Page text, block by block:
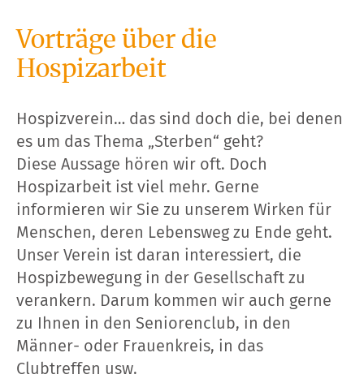
Vorträge über die
Hospizarbeit
Hospizverein… das sind doch die, bei denen
es um das Thema „Sterben“ geht?
Diese Aussage hören wir oft. Doch
Hospizarbeit ist viel mehr. Gerne
informieren wir Sie zu unserem Wirken für
Menschen, deren Lebensweg zu Ende geht.
Unser Verein ist daran interessiert, die
Hospizbewegung in der Gesellschaft zu
verankern. Darum kommen wir auch gerne
zu Ihnen in den Seniorenclub, in den
Männer- oder Frauenkreis, in das
Clubtreffen usw.